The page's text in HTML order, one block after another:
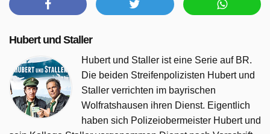
intelligent gelten, müssen Hubert und Staller ziemliche
damit genug ausgelastet sind, liegt es nun in Riedls
Verantwortung, sich um den sportlichen Nackten zu
kümmern …
Hubert und Staller wurde auf BR ausgestrahlt am Dienstag
14 Juli 2026, 13:40 Uhr. Diese Folge wurde zuerst am
Dienstag 13 Februar 2024 gepostet.
Hubert und Staller
Hubert und Staller ist eine Serie auf BR.
Die beiden Streifenpolizisten Hubert und
Staller verrichten im bayrischen
Wolfratshausen ihren Dienst. Eigentlich
haben sich Polizeiobermeister Hubert und